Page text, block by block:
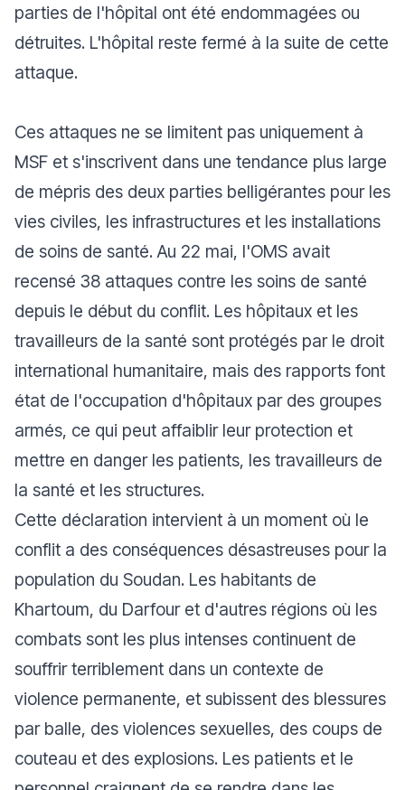
parties de l'hôpital ont été endommagées ou
détruites. L'hôpital reste fermé à la suite de cette
attaque.
Ces attaques ne se limitent pas uniquement à
MSF et s'inscrivent dans une tendance plus large
de mépris des deux parties belligérantes pour les
vies civiles, les infrastructures et les installations
de soins de santé. Au 22 mai, l'OMS avait
recensé 38 attaques contre les soins de santé
depuis le début du conflit. Les hôpitaux et les
travailleurs de la santé sont protégés par le droit
international humanitaire, mais des rapports font
état de l'occupation d'hôpitaux par des groupes
armés, ce qui peut affaiblir leur protection et
mettre en danger les patients, les travailleurs de
la santé et les structures.
Cette déclaration intervient à un moment où le
conflit a des conséquences désastreuses pour la
population du Soudan. Les habitants de
Khartoum, du Darfour et d'autres régions où les
combats sont les plus intenses continuent de
souffrir terriblement dans un contexte de
violence permanente, et subissent des blessures
par balle, des violences sexuelles, des coups de
couteau et des explosions. Les patients et le